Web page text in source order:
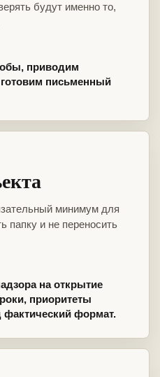
будут именно то,
приводим
письменный
минимум для
папку и не переносить
на открытие
приоритеты
фактический формат.